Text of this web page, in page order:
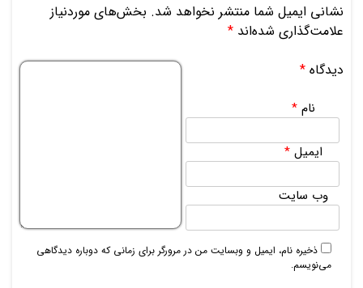
نشانی ایمیل شما منتشر نخواهد شد. بخش‌های موردنیاز
علامت‌گذاری شده‌اند *
دیدگاه *
نام*
ایمیل*
وب‌ سایت
ذخیره نام، ایمیل و وبسایت من در مرورگر برای زمانی که دوباره دیدگاهی
می‌نویسم.